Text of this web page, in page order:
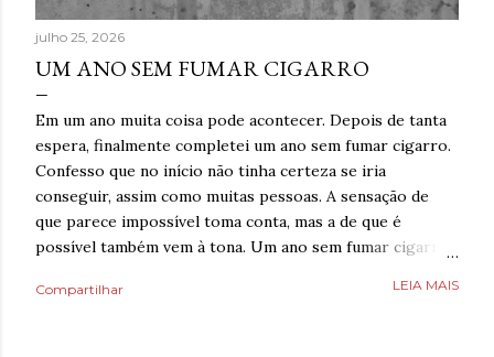
julho 25, 2026
UM ANO SEM FUMAR CIGARRO
Em um ano muita coisa pode acontecer. Depois de tanta
espera, finalmente completei um ano sem fumar cigarro.
Confesso que no início não tinha certeza se iria
conseguir, assim como muitas pessoas. A sensação de
que parece impossível toma conta, mas a de que é
possível também vem à tona. Um ano sem fumar cigarro.
estava mais interessado no quanto havia ganhado de
Compartilhar LEIA MAIS